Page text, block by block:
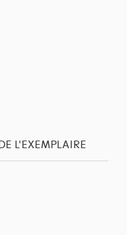
L'EXEMPLAIRE